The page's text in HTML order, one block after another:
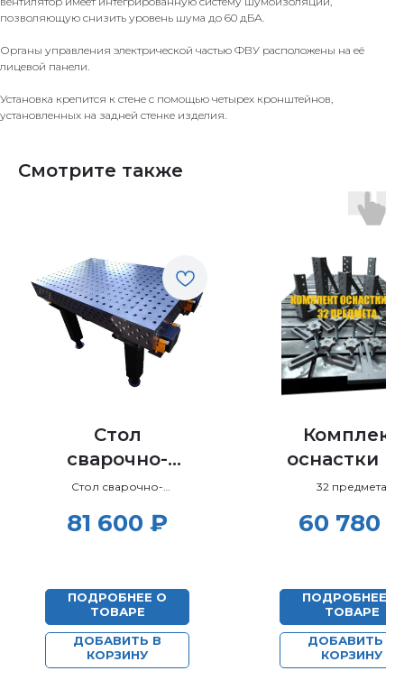
позволяющую снизить уровень шума до 60 дБА.
Органы управления электрической частью ФВУ расположены на её
лицевой панели.
Установка крепится к стене с помощью четырех кронштейнов,
установленных на задней стенке изделия.
Смотрите также
Стол
сварочно-
сборочный
Стол сварочно-
81 600 ₽
ПОДРОБНЕЕ О
ТОВАРЕ
ДОБАВИТЬ В
КОРЗИНУ
Комплект
оснастки
(3232 предмета
60 780
ПОДРОБНЕЕ О
ТОВАРЕ
ДОБАВИТЬ В
КОРЗИНУ